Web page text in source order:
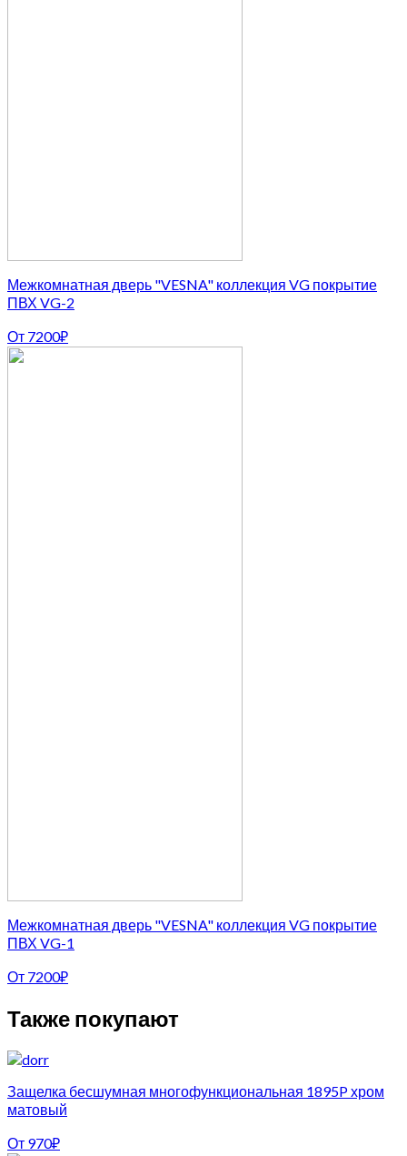
Межкомнатная дверь "VESNA" коллекция VG покрытие
ПВХ VG-2
От 7200₽
Межкомнатная дверь "VESNA" коллекция VG покрытие
ПВХ VG-1
От 7200₽
Также покупают
Защелка бесшумная многофункциональная 1895P хром
матовый
От 970₽